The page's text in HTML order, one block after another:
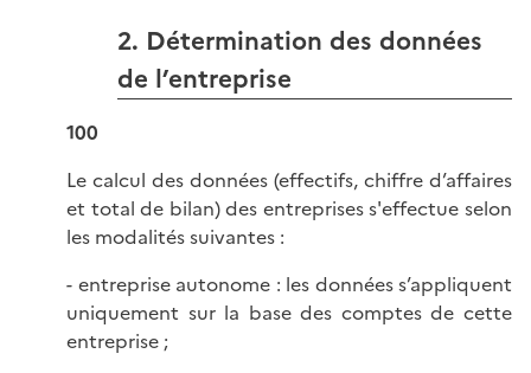
2. Détermination des données
de l’entreprise
100
Le calcul des données (effectifs, chiffre d’affaires
et total de bilan) des entreprises s'effectue selon
les modalités suivantes :
- entreprise autonome : les données s’appliquent
uniquement sur la base des comptes de cette
entreprise ;